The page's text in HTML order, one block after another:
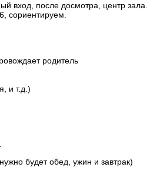
вход, после досмотра, центр зала.
сориентируем.
родитель
и т.д.)
будет обед, ужин и завтрак)